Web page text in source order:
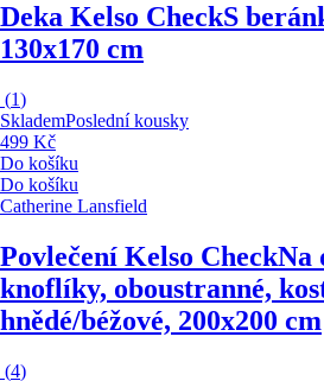
Deka Kelso CheckS
130x170 cm
(1)
SklademPoslední kousky
499 Kč
Do košíku
Do košíku
Catherine Lansfield
Povlečení Kelso CheckNa
knoflíky, oboustranné,
hnědé/béžové, 200x200 cm
(4)